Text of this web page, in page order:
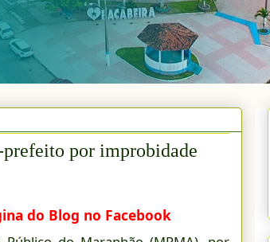
por improbidade
do Blog no Facebook